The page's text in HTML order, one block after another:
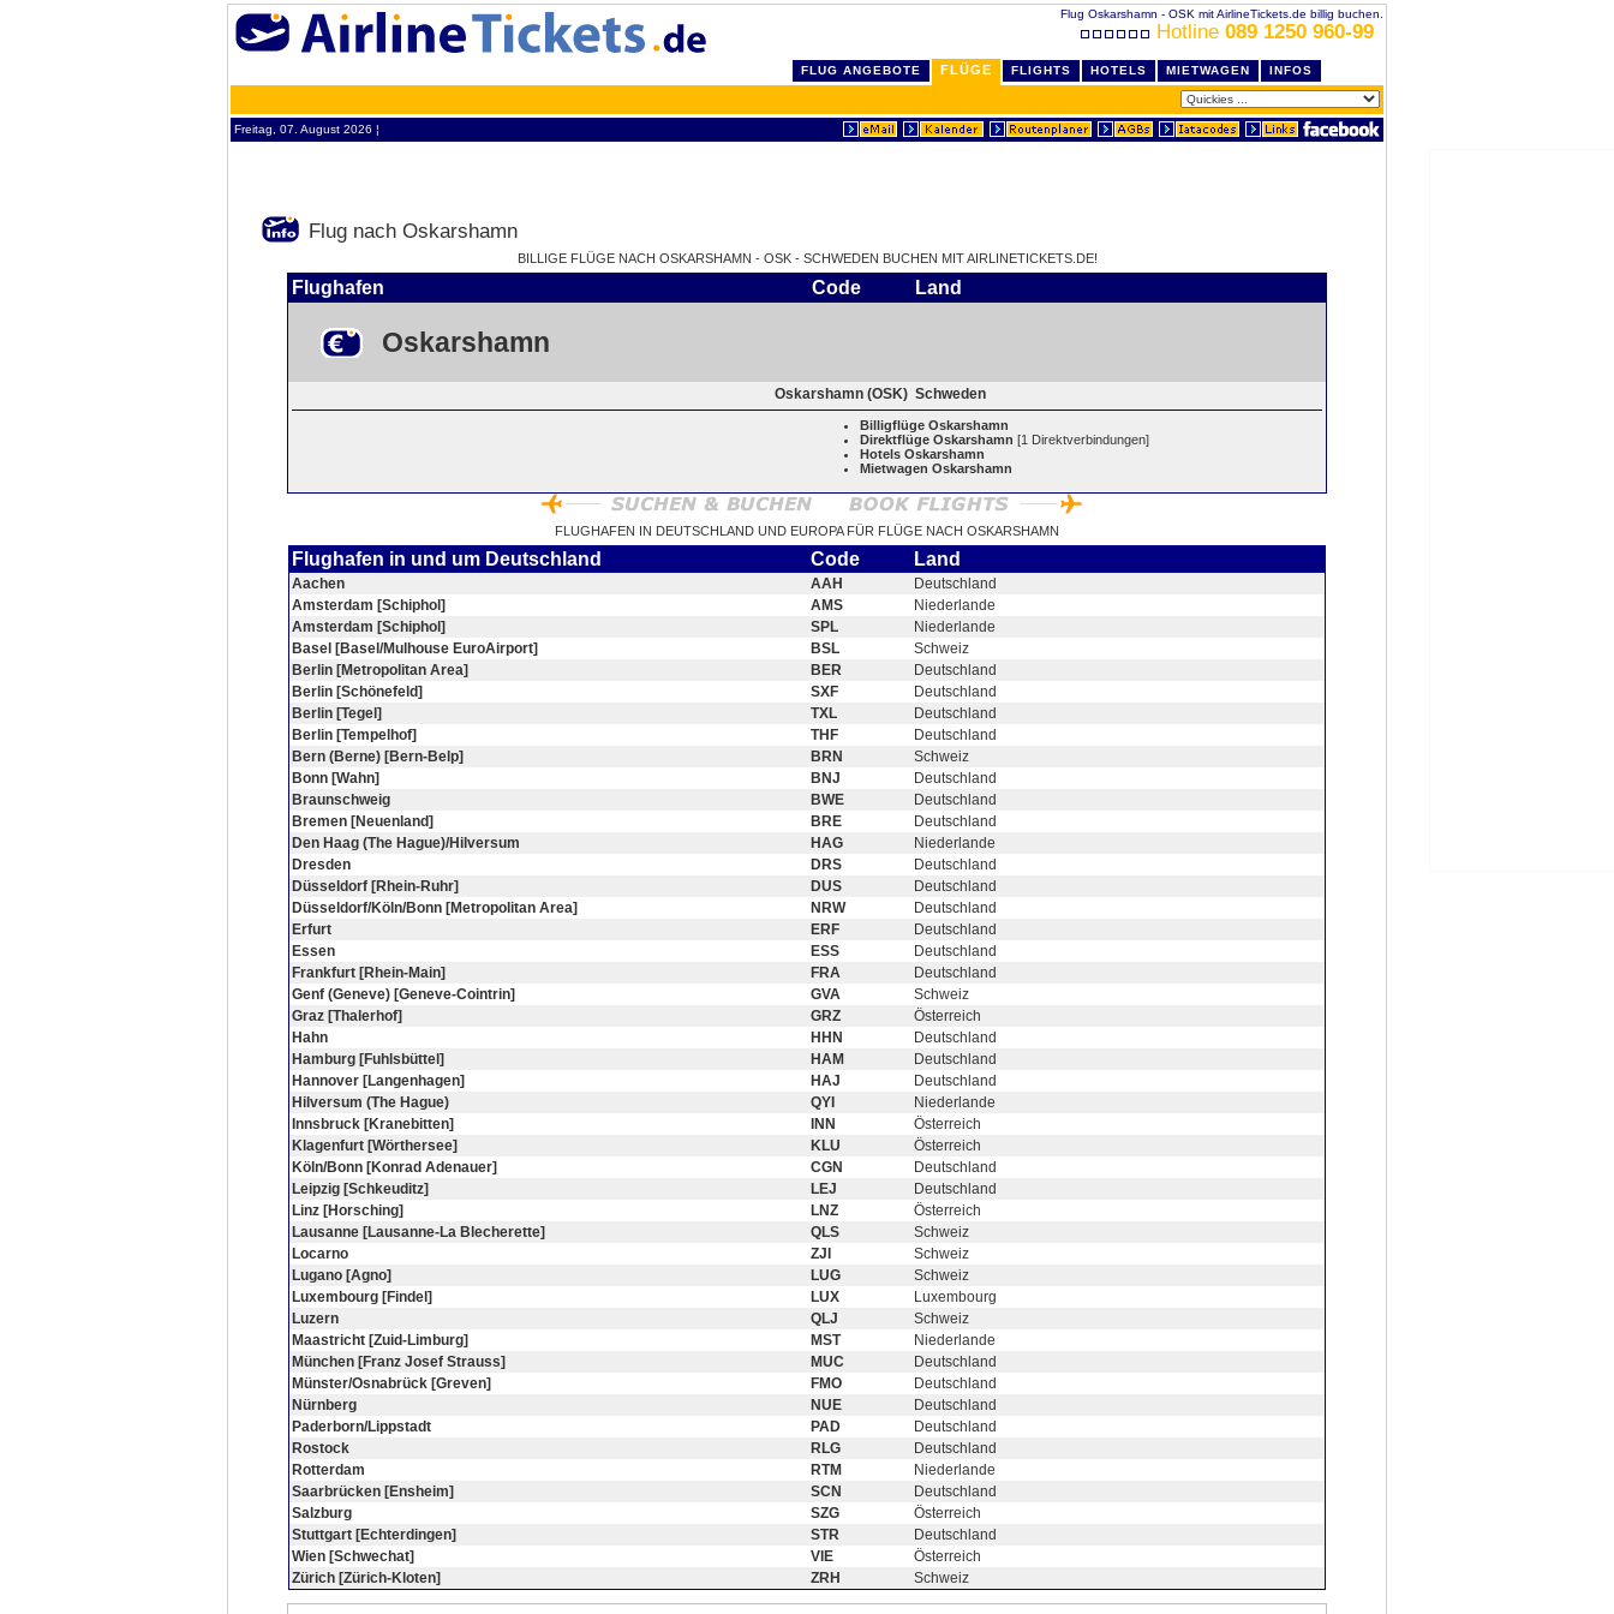
Flug Oskarshamn - OSK mit AirlineTickets.de billig buchen.
Hotline 089 1250 960-99
FLUG ANGEBOTE FLÜGE FLIGHTS HOTELS MIETWAGEN INFOS
Freitag, 07. August 2026 ¦
Flug nach Oskarshamn
BILLIGE FLÜGE NACH OSKARSHAMN - OSK - SCHWEDEN BUCHEN MIT AIRLINETICKETS.DE!
Flughafen Code Land
Oskarshamn
Oskarshamn (OSK) Schweden
Billigflüge Oskarshamn
Direktflüge Oskarshamn [1 Direktverbindungen]
Hotels Oskarshamn
Mietwagen Oskarshamn
FLUGHAFEN IN DEUTSCHLAND UND EUROPA FÜR FLÜGE NACH OSKARSHAMN
Flughafen in und um Deutschland Code Land
Aachen AAH
Deutschland
Amsterdam [Schiphol]
AMS
Niederlande
Amsterdam [Schiphol]
SPL
Niederlande
Basel [Basel/Mulhouse EuroAirport]
BSL
Schweiz
Berlin [Metropolitan Area]
BER
Deutschland
Berlin [Schönefeld]
SXF
Deutschland
Berlin [Tegel]
TXL
Deutschland
Berlin [Tempelhof]
THF
Deutschland
Bern (Berne) [Bern-Belp]
BRN
Schweiz
Bonn [Wahn]
BNJ
Deutschland
Braunschweig
BWE
Deutschland
Bremen [Neuenland]
BRE
Deutschland
Den Haag (The Hague)/Hilversum
HAG
Niederlande
Dresden
DRS
Deutschland
Düsseldorf [Rhein-Ruhr]
DUS
Deutschland
Düsseldorf/Köln/Bonn [Metropolitan Area]
NRW
Deutschland
Erfurt
ERF
Deutschland
Essen
ESS
Deutschland
Frankfurt [Rhein-Main]
FRA
Deutschland
Genf (Geneve) [Geneve-Cointrin]
GVA
Schweiz
Graz [Thalerhof]
GRZ
Österreich
Hahn
HHN
Deutschland
Hamburg [Fuhlsbüttel]
HAM
Deutschland
Hannover [Langenhagen]
HAJ
Deutschland
Hilversum (The Hague)
QYI
Niederlande
Innsbruck [Kranebitten]
INN
Österreich
Klagenfurt [Wörthersee]
KLU
Österreich
Köln/Bonn [Konrad Adenauer]
CGN
Deutschland
Leipzig [Schkeuditz]
LEJ
Deutschland
Linz [Horsching]
LNZ
Österreich
Lausanne [Lausanne-La Blecherette]
QLS
Schweiz
Locarno
ZJI
Schweiz
Lugano [Agno]
LUG
Schweiz
Luxembourg [Findel]
LUX
Luxembourg
Luzern
QLJ
Schweiz
Maastricht [Zuid-Limburg]
MST
Niederlande
München [Franz Josef Strauss]
MUC
Deutschland
Münster/Osnabrück [Greven]
FMO
Deutschland
Nürnberg
NUE
Deutschland
Paderborn/Lippstadt
PAD
Deutschland
Rostock
RLG
Deutschland
Rotterdam
RTM
Niederlande
Saarbrücken [Ensheim]
SCN
Deutschland
Salzburg
SZG
Österreich
Stuttgart [Echterdingen]
STR
Deutschland
Wien [Schwechat]
VIE
Österreich
Zürich [Zürich-Kloten]
ZRH Schweiz